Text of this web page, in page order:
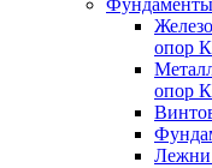
опор
опор
Лежни